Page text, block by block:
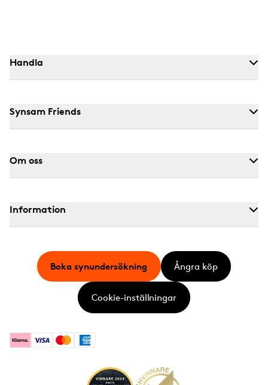
Handla
Synsam Friends
Om oss
Information
KlarnaVisa MastercardAmerican Express
Boka synundersökning Ångra köp
Cookie-inställningar